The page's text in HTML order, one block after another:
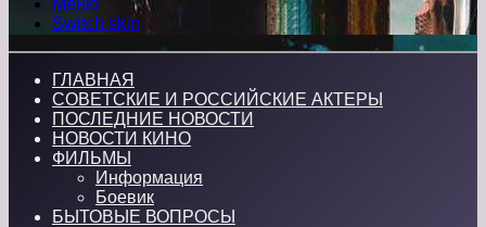
Меню
Switch skin
ГЛАВНАЯ
СОВЕТСКИЕ И РОССИЙСКИЕ АКТЕРЫ
ПОСЛЕДНИЕ НОВОСТИ
НОВОСТИ КИНО
ФИЛЬМЫ
Информация
Боевик
БЫТОВЫЕ ВОПРОСЫ